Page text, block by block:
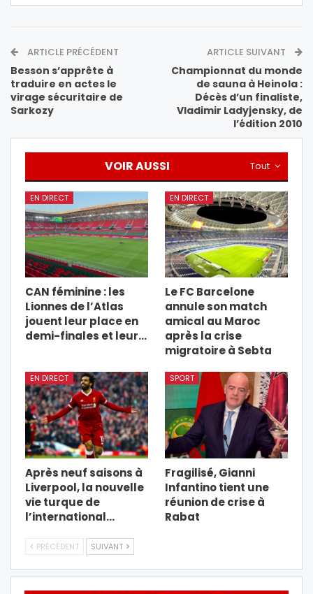
ARTICLE PRÉCÉDENT
Besson s’apprête à
traduire en actes le
virage sécuritaire de
Sarkozy
ARTICLE SUIVANT
Championnat du monde
de sauna à Heinola :
Décès d’un finaliste,
Vladimir Ladyjensky, de
l’édition 2010
Tout
VOIR AUSSI
EN DIRECT
CAN féminine : les
Lionnes de l’Atlas
jouent leur place en
demi-finales et leur…
EN DIRECT
Le FC Barcelone
annule son match
amical au Maroc
après la crise
migratoire à Sebta
EN DIRECT
Après neuf saisons à
Liverpool, la nouvelle
vie turque de
l’international…
SPORT
Fragilisé, Gianni
Infantino tient une
réunion de crise à
Rabat
PRÉCÉDENT SUIVANT